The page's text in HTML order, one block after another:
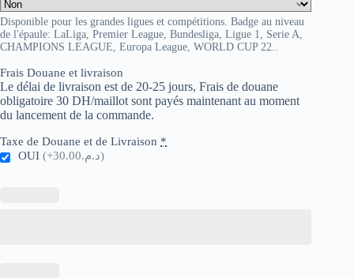
Disponible pour les grandes ligues et compétitions. Badge au niveau
de l'épaule: LaLiga, Premier League, Bundesliga, Ligue 1, Serie A,
CHAMPIONS LEAGUE, Europa League, WORLD CUP 22..
Frais Douane et livraison
Le délai de livraison est de 20-25 jours, Frais de douane
obligatoire 30 DH/maillot sont payés maintenant au moment
du lancement de la commande.
Taxe de Douane et de Livraison *
OUI
(+د.م.30.00)